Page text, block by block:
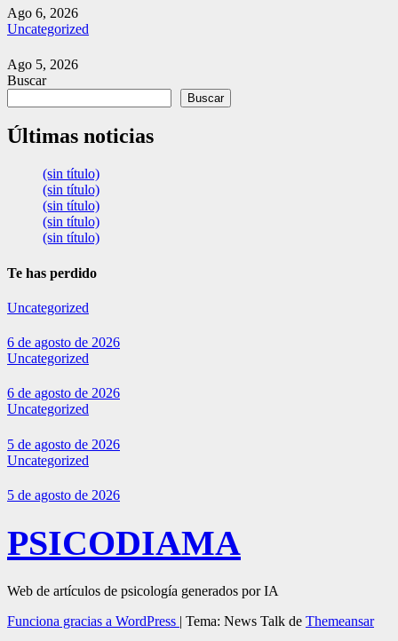
Ago 6, 2026
Uncategorized
Ago 5, 2026
Buscar
Buscar
Últimas noticias
(sin título)
(sin título)
(sin título)
(sin título)
(sin título)
Te has perdido
Uncategorized
6 de agosto de 2026
Uncategorized
6 de agosto de 2026
Uncategorized
5 de agosto de 2026
Uncategorized
5 de agosto de 2026
PSICODIAMA
Web de artículos de psicología generados por IA
Funciona gracias a WordPress | Tema: News Talk de Themeansar